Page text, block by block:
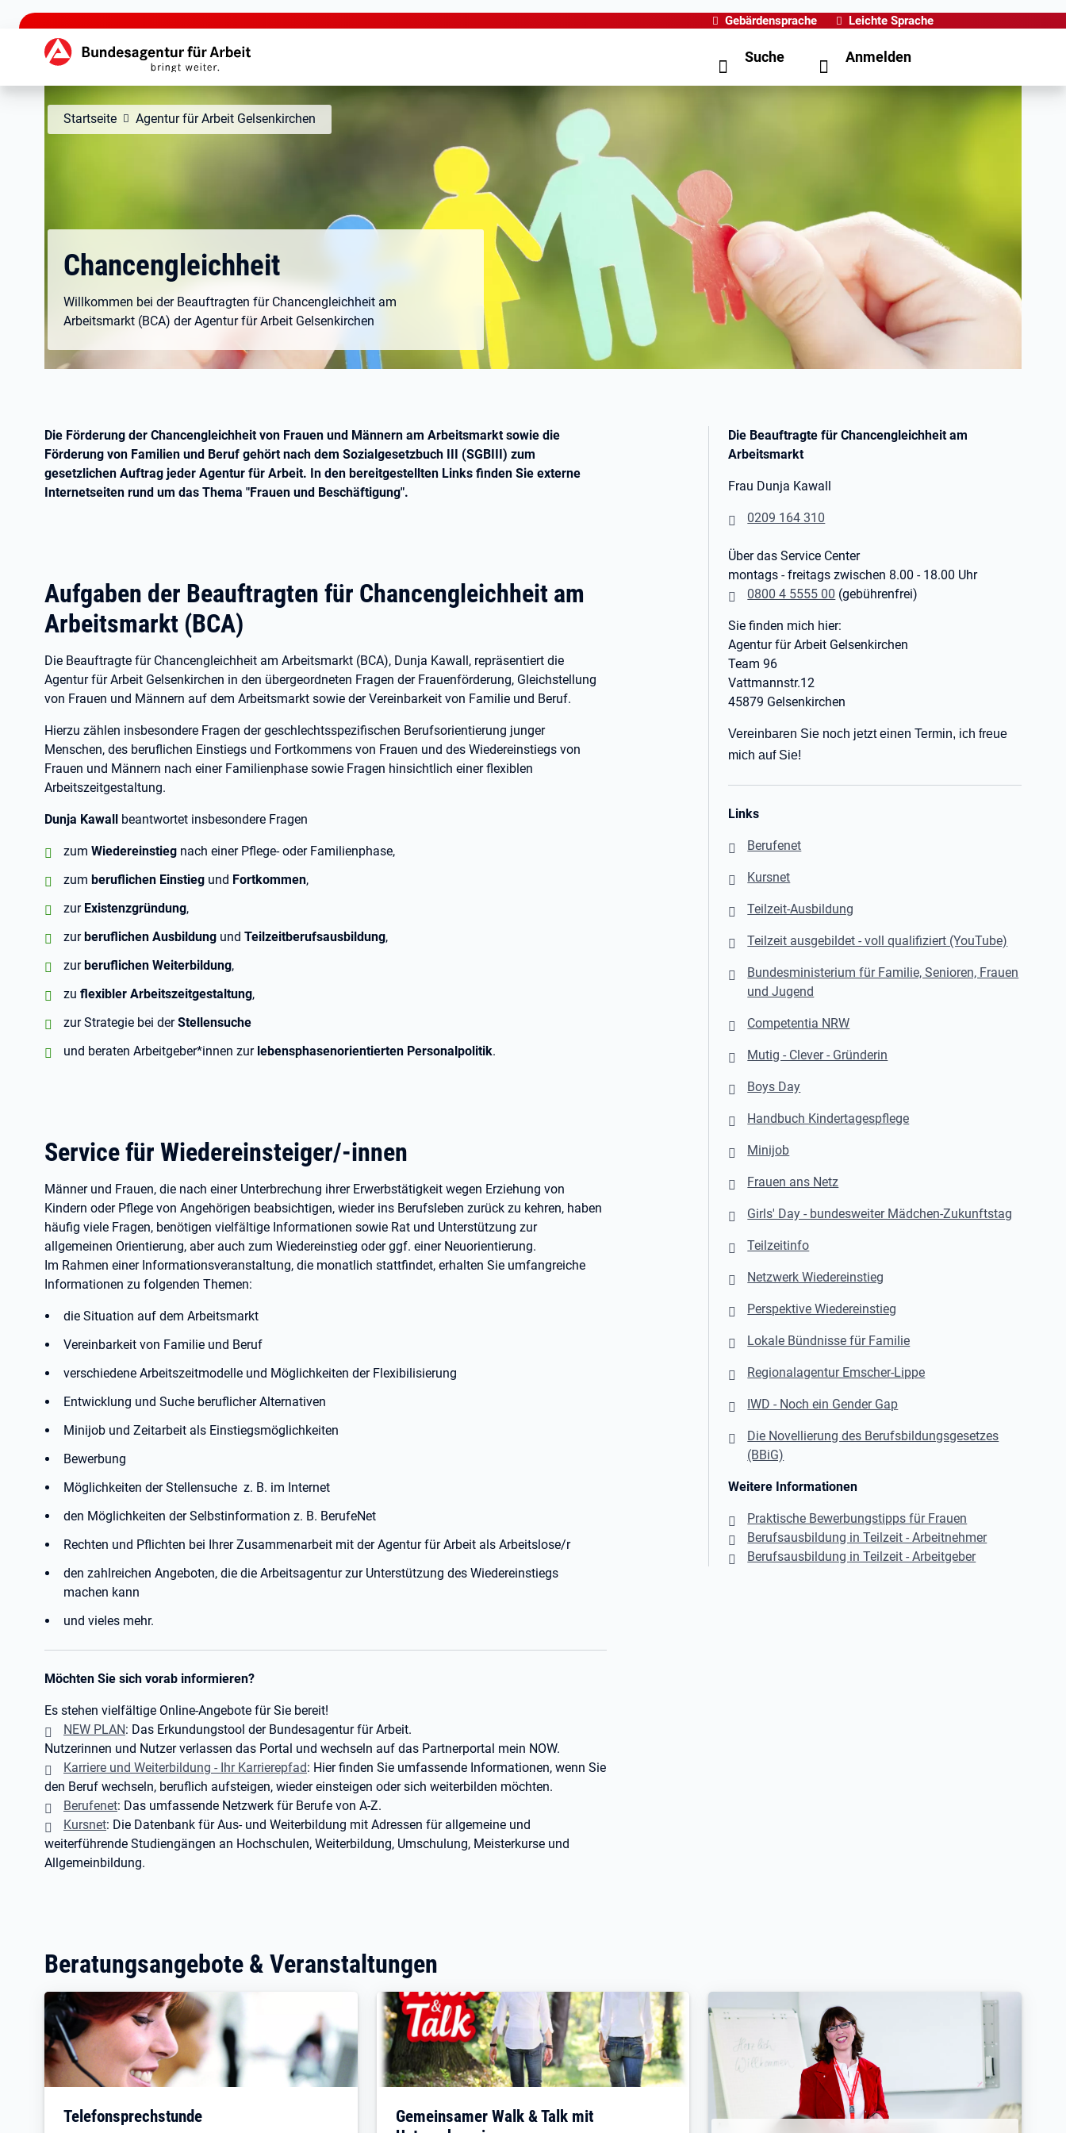
zu den Hauptinhalten springen
Gebärdensprache Leichte Sprache
Hauptnavigation Suche Anmelden
Startseite Agentur für Arbeit Gelsenkirchen
Chancengleichheit
Willkommen bei der Beauftragten für Chancengleichheit am
Arbeitsmarkt (BCA) der Agentur für Arbeit Gelsenkirchen
Die Förderung der Chancengleichheit von Frauen und Männern am Arbeitsmarkt sowie die
Förderung von Familien und Beruf gehört nach dem Sozialgesetzbuch III (SGBIII) zum
gesetzlichen Auftrag jeder Agentur für Arbeit. In den bereitgestellten Links finden Sie externe
Internetseiten rund um das Thema "Frauen und Beschäftigung".
Aufgaben der Beauftragten für Chancengleichheit am
Arbeitsmarkt (BCA)
Die Beauftragte für Chancengleichheit am Arbeitsmarkt (BCA), Dunja Kawall, repräsentiert die
Agentur für Arbeit Gelsenkirchen in den übergeordneten Fragen der Frauenförderung, Gleichstellung
von Frauen und Männern auf dem Arbeitsmarkt sowie der Vereinbarkeit von Familie und Beruf.
Hierzu zählen insbesondere Fragen der geschlechtsspezifischen Berufsorientierung junger
Menschen, des beruflichen Einstiegs und Fortkommens von Frauen und des Wiedereinstiegs von
Frauen und Männern nach einer Familienphase sowie Fragen hinsichtlich einer flexiblen
Arbeitszeitgestaltung.
Dunja Kawall beantwortet insbesondere Fragen
positiv:
zum Wiedereinstieg nach einer Pflege- oder Familienphase,
positiv:
zum beruflichen Einstieg und Fortkommen,
positiv:
zur Existenzgründung,
positiv:
zurberuflichen Ausbildung und Teilzeitberufsausbildung,
positiv:
zurberuflichen Weiterbildung,
positiv:
zu flexibler Arbeitszeitgestaltung,
positiv:
zur Strategie bei derStellensuche
positiv:
und beraten Arbeitgeber*innen zur lebensphasenorientierten Personalpolitik.
Service für Wiedereinsteiger/-innen
Männer und Frauen, die nach einer Unterbrechung ihrer Erwerbstätigkeit wegen Erziehung von
Kindern oder Pflege von Angehörigen beabsichtigen, wieder ins Berufsleben zurück zu kehren, haben
häufig viele Fragen, benötigen vielfältige Informationen sowie Rat und Unterstützung zur
allgemeinen Orientierung, aber auch zum Wiedereinstieg oder ggf. einer Neuorientierung.
Im Rahmen einer Informationsveranstaltung, die monatlich stattfindet, erhalten Sie umfangreiche
Informationen zu folgenden Themen:
die Situation auf dem Arbeitsmarkt
Vereinbarkeit von Familie und Beruf
verschiedene Arbeitszeitmodelle und Möglichkeiten der Flexibilisierung
Entwicklung und Suche beruflicher Alternativen
Minijob und Zeitarbeit als Einstiegsmöglichkeiten
Bewerbung
Möglichkeiten der Stellensuche z. B. im Internet
den Möglichkeiten der Selbstinformation z. B. BerufeNet
Rechten und Pflichten bei Ihrer Zusammenarbeit mit der Agentur für Arbeit als Arbeitslose/r
den zahlreichen Angeboten, die die Arbeitsagentur zur Unterstützung des Wiedereinstiegs
machen kann
und vieles mehr.
Möchten Sie sich vorab informieren?
Es stehen vielfältige Online-Angebote für Sie bereit!
NEW PLAN: Das Erkundungstool der Bundesagentur für Arbeit.
Nutzerinnen und Nutzer verlassen das Portal und wechseln auf das Partnerportal mein NOW.
Karriere und Weiterbildung - Ihr Karrierepfad: Hier finden Sie umfassende Informationen, wenn Sie
den Beruf wechseln, beruflich aufsteigen, wieder einsteigen oder sich weiterbilden möchten.
Berufenet: Das umfassende Netzwerk für Berufe von A-Z.
Kursnet: Die Datenbank für Aus- und Weiterbildung mit Adressen für allgemeine und
weiterführende Studiengängen an Hochschulen, Weiterbildung, Umschulung, Meisterkurse und
Allgemeinbildung.
Die Beauftragte für Chancengleichheit am
Arbeitsmarkt
Frau Dunja Kawall
0209 164 310
Über das Service Center
montags - freitags zwischen 8.00 - 18.00 Uhr
0800 4 5555 00 (gebührenfrei)
Sie finden mich hier:
Agentur für Arbeit Gelsenkirchen
Team 96
Vattmannstr.12
45879 Gelsenkirchen
Vereinbaren Sie noch jetzt einen Termin, ich freue
mich auf Sie!
Links
Berufenet
Kursnet
Teilzeit-Ausbildung
Teilzeit ausgebildet - voll qualifiziert (YouTube)
Bundesministerium für Familie, Senioren, Frauen
und Jugend
Competentia NRW
Mutig - Clever - Gründerin
Boys Day
Handbuch Kindertagespflege
Minijob
Frauen ans Netz
Girls' Day - bundesweiter Mädchen-Zukunftstag
Teilzeitinfo
Netzwerk Wiedereinstieg
Perspektive Wiedereinstieg
Lokale Bündnisse für Familie
Regionalagentur Emscher-Lippe
IWD - Noch ein Gender Gap
Die Novellierung des Berufsbildungsgesetzes
(BBiG)
Weitere Informationen
Praktische Bewerbungstipps für Frauen
Berufsausbildung in Teilzeit - Arbeitnehmer
Berufsausbildung in Teilzeit - Arbeitgeber
Beratungsangebote & Veranstaltungen
Telefonsprechstunde
Gemeinsamer Walk & Talk mit